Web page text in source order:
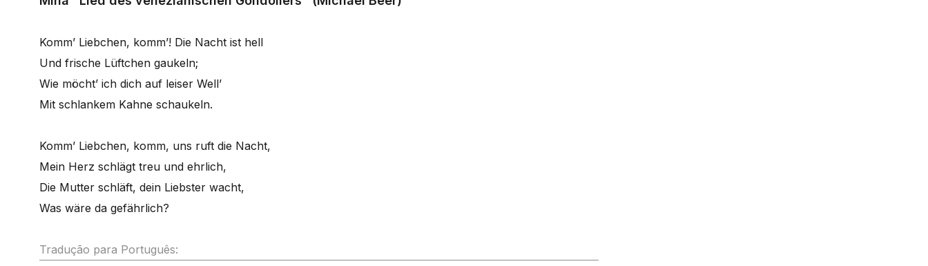
Komm’ Liebchen, komm’! Die Nacht ist hell
Und frische Lüftchen gaukeln;
Wie möcht’ ich dich auf leiser Well’
Mit schlankem Kahne schaukeln.
Komm’ Liebchen, komm, uns ruft die Nacht,
Mein Herz schlägt treu und ehrlich,
Die Mutter schläft, dein Liebster wacht,
Was wäre da gefährlich?
Tradução para Português: